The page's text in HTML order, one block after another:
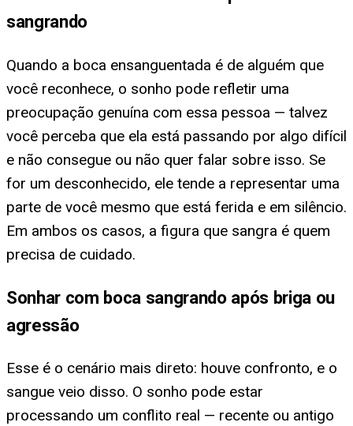
sangrando
Quando a boca ensanguentada é de alguém que
você reconhece, o sonho pode refletir uma
preocupação genuína com essa pessoa — talvez
você perceba que ela está passando por algo difícil
e não consegue ou não quer falar sobre isso. Se
for um desconhecido, ele tende a representar uma
parte de você mesmo que está ferida e em silêncio.
Em ambos os casos, a figura que sangra é quem
precisa de cuidado.
Sonhar com boca sangrando após briga ou
agressão
Esse é o cenário mais direto: houve confronto, e o
sangue veio disso. O sonho pode estar
processando um conflito real — recente ou antigo